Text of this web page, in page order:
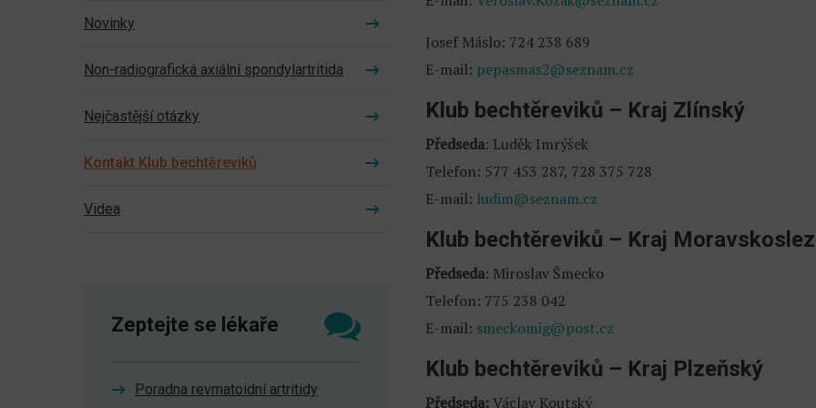
Josef Máslo: 724 238 689
E-mail: pepasmas2@seznam.cz
Klub bechtěreviků – Kraj Zlínský
Předseda: Luděk Imrýšek
Telefon: 577 453 287, 728 375 728
E-mail: ludim@seznam.cz
Klub bechtěreviků – Kraj
Předseda: Miroslav Šmecko
Telefon: 775 238 042
E-mail: smeckomig@post.cz
Klub bechtěreviků – Kraj Plzeňský
Předseda:Václav Koutský
Novinky
Non-radiografická axiální spondylartritida
Nejčastější otázky
Kontakt Klub bechtěreviků
Videa
Zeptejte se lékaře
Poradna revmatoidní artritidy